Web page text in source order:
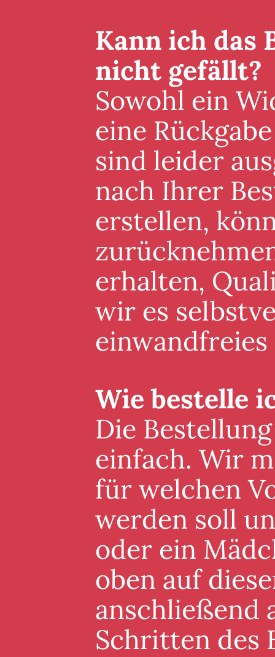
Kann ich das
nicht gefällt?
Sowohl ein
eine
sind leider
nach Ihrer
erstellen,
erhalten,
wir es
Wie bestelle
Die
einfach. Wir
für welchen
werden soll
oder ein
oben auf
anschließend
Schritten des